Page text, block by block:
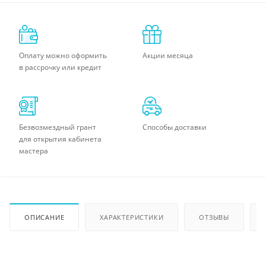
Оплату можно оформить
в рассрочку или кредит
Акции месяца
Безвозмездный грант
для открытия кабинета
мастера
Способы доставки
ОПИСАНИЕ ХАРАКТЕРИСТИКИ ОТЗЫВЫ